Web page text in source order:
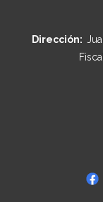
Dirección: